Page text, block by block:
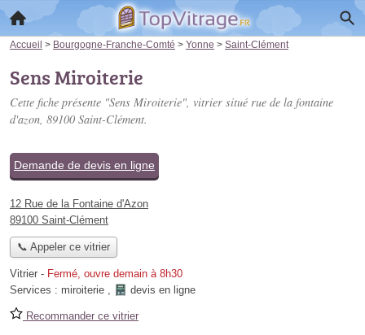
Accueil > Bourgogne-Franche-Comté > Yonne > Saint-Clément
Sens Miroiterie
Cette fiche présente "Sens Miroiterie", vitrier situé rue de la fontaine
d'azon, 89100 Saint-Clément.
Demande de devis en ligne
12 Rue de la Fontaine d'Azon
89100 Saint-Clément
📞 Appeler ce vitrier
Vitrier - Fermé, ouvre demain à 8h30
Services : miroiterie , devis en ligne
Recommander ce vitrier